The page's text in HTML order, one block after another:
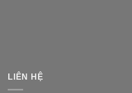
LIÊN HỆ